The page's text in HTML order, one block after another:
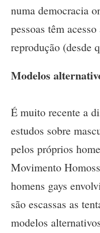
numa democracia
pessoas têm
reprodução (desde
Modelos
É muito recente a
estudos sobre
pelos próprios
Movimento
homens gays
são escassas as
modelos